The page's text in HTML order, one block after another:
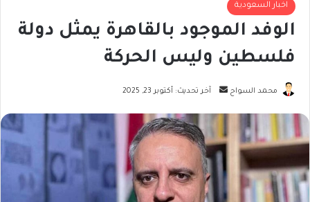
اخبار السعودية
الوفد الموجود بالقاهرة يمثل دولة
فلسطين وليس الحركة
محمد السواح
أرسل
إلكترونيا
آخر تحديث: أكتوبر 23, 2025